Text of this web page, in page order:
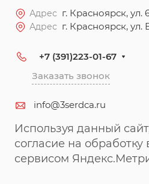
Адрес г. Красноярск, ул.
Адрес г. Красноярск, ул.
+7 (391)223-01-67
Заказать звонок
info@3serdca.ru
Используя данный
согласие на
сервисом